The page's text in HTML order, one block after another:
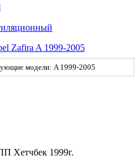
Zafira A 1999-2005
модели: A 1999-2005
Хетчбек 1999г.